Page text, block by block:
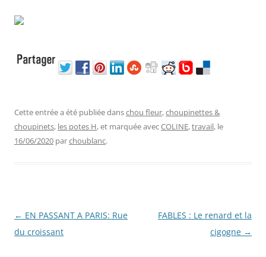
Cette entrée a été publiée danschou fleur,choupinettes &
choupinets, les potes H, et marquée avecCOLINE,travail, le
16/06/2020 parchoublanc.
Navigation
des
← EN PASSANT A PARIS: Rue
du croissant
FABLES : Le renard et la
cigogne →